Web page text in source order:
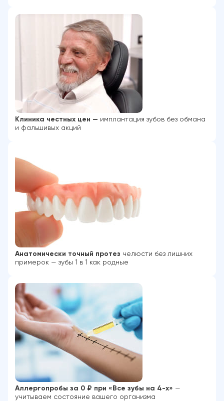
Клиника честных цен — имплантация зубов без обмана
и фальшивых акций
Анатомически точный протез челюсти без лишних
примерок — зубы 1 в 1 как родные
Аллергопробы за 0 ₽ при «Все зубы на 4-х» —
учитываем состояние вашего организма